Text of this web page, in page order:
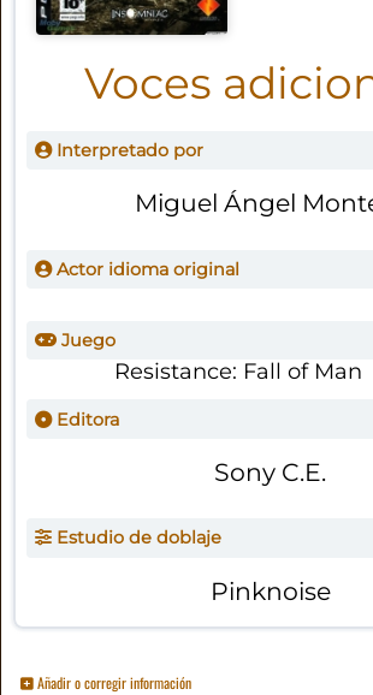
Voces
Interpretado por
Miguel Ángel
Actor idioma original
Juego
Resistance: Fall of Man
Editora
Sony C.E.
Estudio de doblaje
Pinknoise
Añadir o corregir información